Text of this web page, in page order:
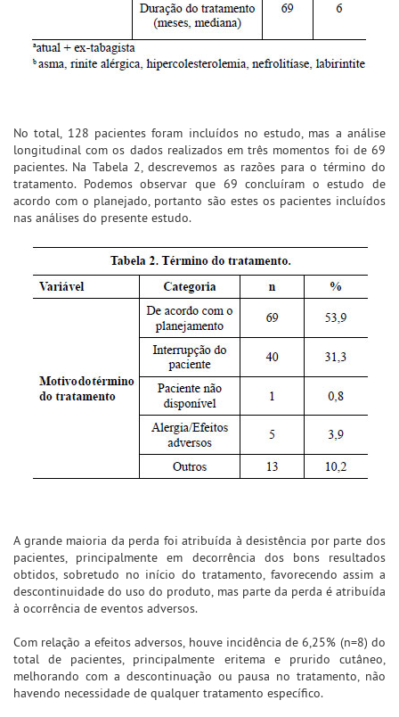
No total, 128 pacientes foram incluídos no estudo, mas a análise
longitudinal com os dados realizados em três momentos foi de 69
pacientes. Na Tabela 2, descrevemos as razões para o término do
tratamento. Podemos observar que 69 concluíram o estudo de
acordo com o planejado, portanto são estes os pacientes incluídos
nas análises do presente estudo.
A grande maioria da perda foi atribuída à desistência por parte dos
pacientes, principalmente em decorrência dos bons resultados
obtidos, sobretudo no início do tratamento, favorecendo assim a
descontinuidade do uso do produto, mas parte da perda é atribuída
à ocorrência de eventos adversos.
Com relação a efeitos adversos, houve incidência de 6,25% (n=8) do
total de pacientes, principalmente eritema e prurido cutâneo,
melhorando com a descontinuação ou pausa no tratamento, não
havendo necessidade de qualquer tratamento específico.